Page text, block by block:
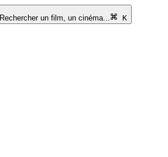
Rechercher un film, un cinéma...
K